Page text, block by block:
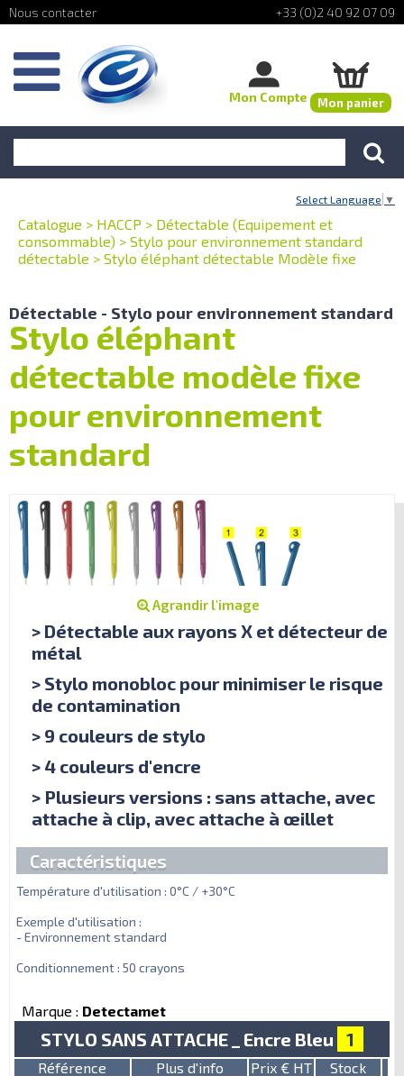
+33 (0)2 40 92 07 09
Mon Compte Mon panier
Select Language ▼
Catalogue > HACCP > Détectable (Equipement et
consommable) > Stylo pour environnement standard
détectable > Stylo éléphant détectable Modèle fixe
Détectable - Stylo pour environnement standard
Stylo éléphant
détectable modèle fixe
pour environnement
standard
Agrandir l'image
> Détectable aux rayons X et détecteur de
métal
> Stylo monobloc pour minimiser le risque
de contamination
> 9 couleurs de stylo
> 4 couleurs d'encre
> Plusieurs versions : sans attache, avec
attache à clip, avec attache à œillet
Caractéristiques
Température d'utilisation : 0°C / +30°C
Exemple d'utilisation :
- Environnement standard
Conditionnement : 50 crayons
Marque : Detectamet
STYLO SANS ATTACHE _ Encre Bleu 1
Référence Plus d'info Prix € HT
Stock